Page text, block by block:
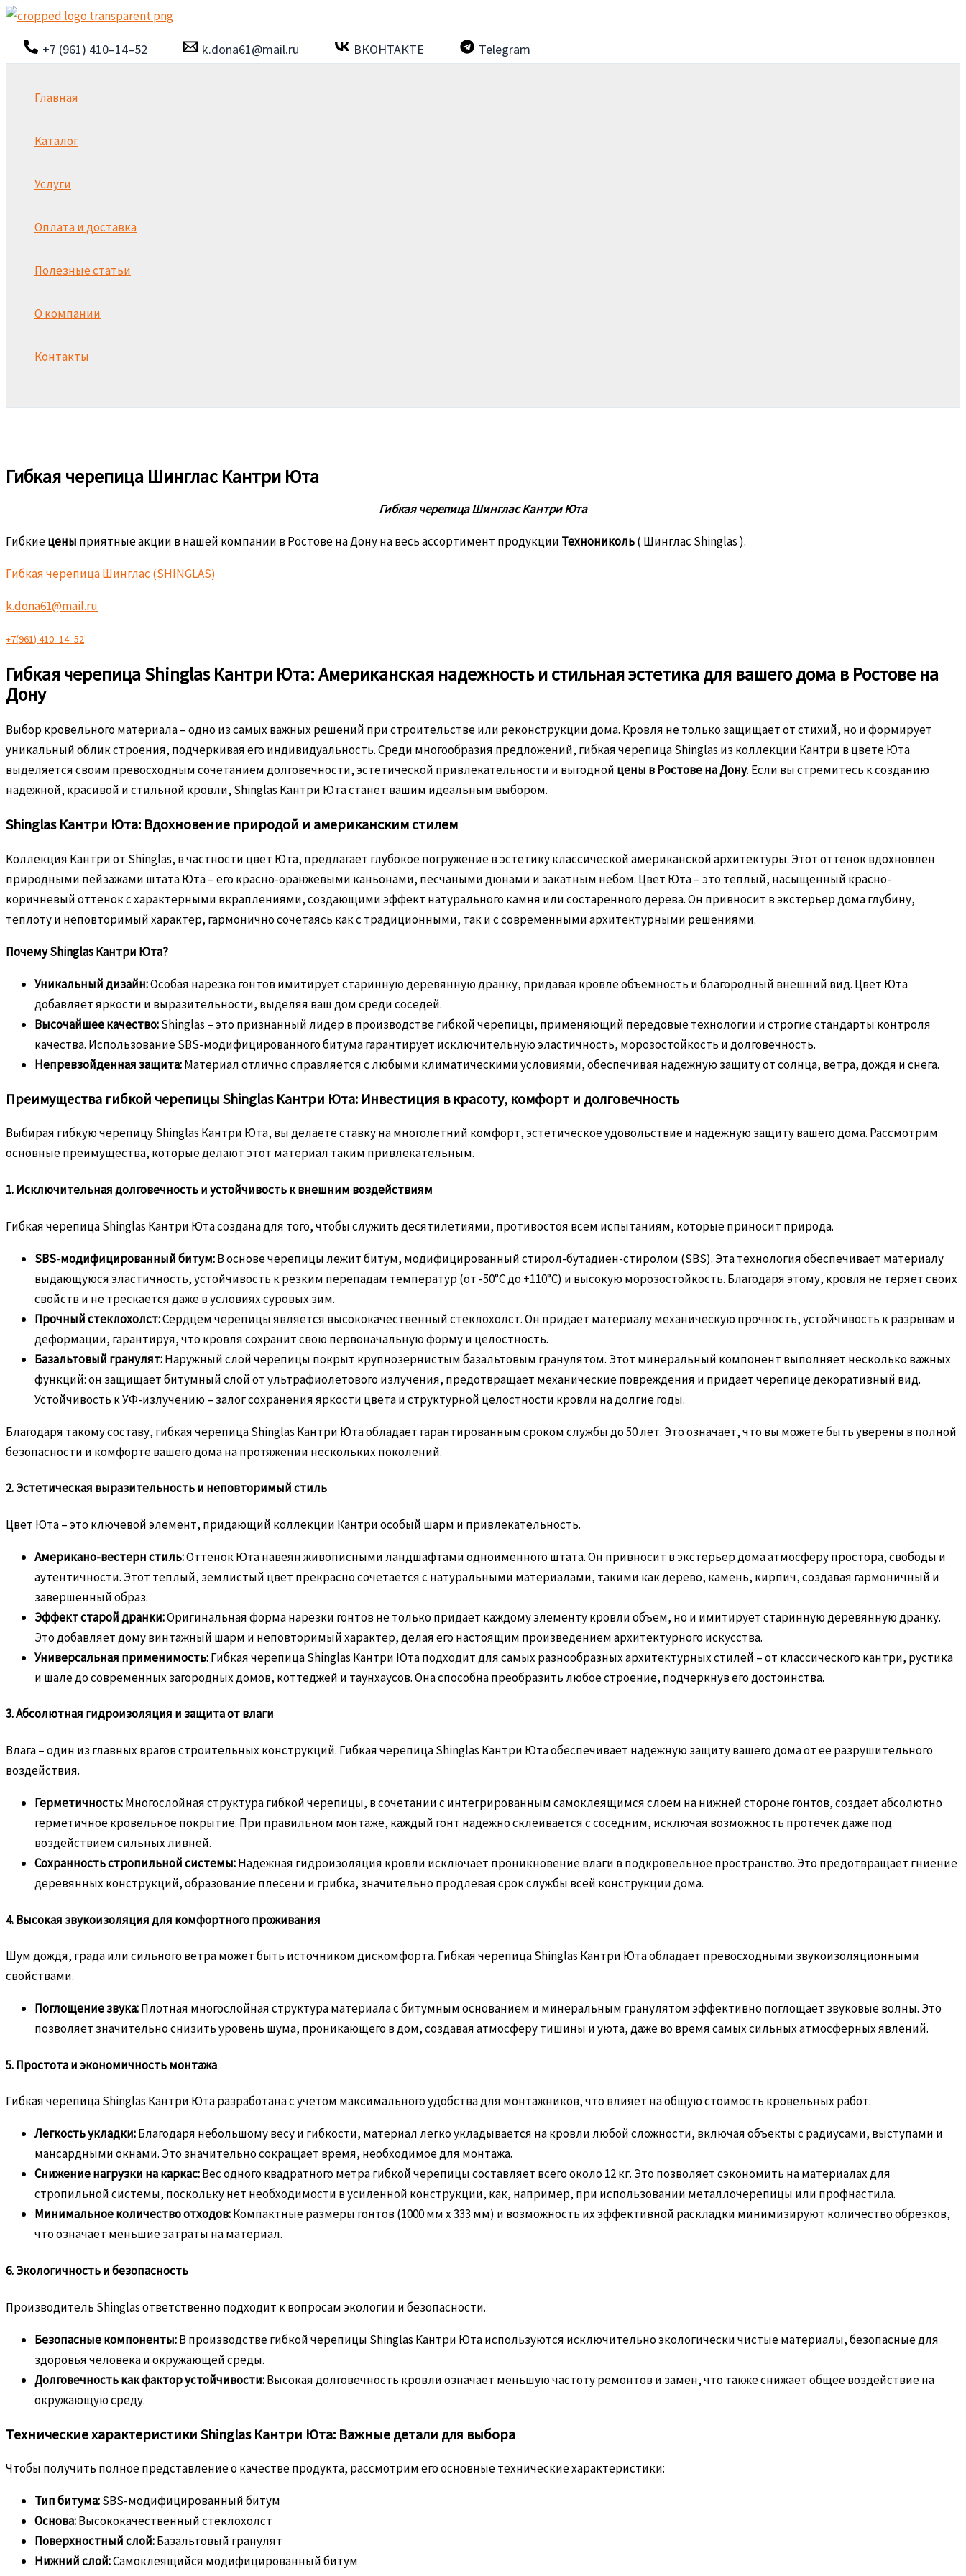
Перейти
содержимому
+7 (961) 410–14–52 k.dona61@mail.ru ВКОНТАКТЕ Telegram
Главная
Каталог
Услуги
Оплата и доставка
Полезные статьи
О компании
Контакты
Гибкая черепица Шинглас Кантри Юта
Гибкая черепица Шинглас Кантри Юта
Гибкиецены приятные акции в нашей компании в Ростове на Дону на весь ассортимент продукции Технониколь( Шинглас Shinglas ).
Гибкая черепица Шинглас (SHINGLAS)
k.dona61@mail.ru
+7(961) 410–14–52
Гибкая черепица Shinglas Кантри Юта: Американская надежность и стильная эстетика для вашего дома в Ростове на
Дону
Выбор кровельного материала – одно из самых важных решений при строительстве или реконструкции дома. Кровля не только защищает от стихий, но и формирует
уникальный облик строения, подчеркивая его индивидуальность. Среди многообразия предложений, гибкая черепица Shinglas из коллекции Кантри в цвете Юта
выделяется своим превосходным сочетанием долговечности, эстетической привлекательности и выгодной цены в Ростове на Дону. Если вы стремитесь к созданию
надежной, красивой и стильной кровли, Shinglas Кантри Юта станет вашим идеальным выбором.
Shinglas Кантри Юта: Вдохновение природой и американским стилем
Коллекция Кантри от Shinglas, в частности цвет Юта, предлагает глубокое погружение в эстетику классической американской архитектуры. Этот оттенок вдохновлен
природными пейзажами штата Юта – его красно-оранжевыми каньонами, песчаными дюнами и закатным небом. Цвет Юта – это теплый, насыщенный красно-
коричневый оттенок с характерными вкраплениями, создающими эффект натурального камня или состаренного дерева. Он привносит в экстерьер дома глубину,
теплоту и неповторимый характер, гармонично сочетаясь как с традиционными, так и с современными архитектурными решениями.
Почему Shinglas Кантри Юта?
Уникальный дизайн:Особая нарезка гонтов имитирует старинную деревянную дранку, придавая кровле объемность и благородный внешний вид. Цвет Юта
добавляет яркости и выразительности, выделяя ваш дом среди соседей.
Высочайшее качество:Shinglas – это признанный лидер в производстве гибкой черепицы, применяющий передовые технологии и строгие стандарты контроля
качества. Использование SBS-модифицированного битума гарантирует исключительную эластичность, морозостойкость и долговечность.
Непревзойденная защита:Материал отлично справляется с любыми климатическими условиями, обеспечивая надежную защиту от солнца, ветра, дождя и снега.
Преимущества гибкой черепицы Shinglas Кантри Юта: Инвестиция в красоту, комфорт и долговечность
Выбирая гибкую черепицу Shinglas Кантри Юта, вы делаете ставку на многолетний комфорт, эстетическое удовольствие и надежную защиту вашего дома. Рассмотрим
основные преимущества, которые делают этот материал таким привлекательным.
1. Исключительная долговечность и устойчивость к внешним воздействиям
Гибкая черепица Shinglas Кантри Юта создана для того, чтобы служить десятилетиями, противостоя всем испытаниям, которые приносит природа.
SBS-модифицированный битум:В основе черепицы лежит битум, модифицированный стирол-бутадиен-стиролом (SBS). Эта технология обеспечивает материалу
выдающуюся эластичность, устойчивость к резким перепадам температур (от -50°C до +110°C) и высокую морозостойкость. Благодаря этому, кровля не теряет своих
свойств и не трескается даже в условиях суровых зим.
Прочный стеклохолст:Сердцем черепицы является высококачественный стеклохолст. Он придает материалу механическую прочность, устойчивость к разрывам и
деформации, гарантируя, что кровля сохранит свою первоначальную форму и целостность.
Базальтовый гранулят:Наружный слой черепицы покрыт крупнозернистым базальтовым гранулятом. Этот минеральный компонент выполняет несколько важных
функций: он защищает битумный слой от ультрафиолетового излучения, предотвращает механические повреждения и придает черепице декоративный вид.
Устойчивость к УФ-излучению – залог сохранения яркости цвета и структурной целостности кровли на долгие годы.
Благодаря такому составу, гибкая черепица Shinglas Кантри Юта обладает гарантированным сроком службы до 50 лет. Это означает, что вы можете быть уверены в полной
безопасности и комфорте вашего дома на протяжении нескольких поколений.
2. Эстетическая выразительность и неповторимый стиль
Цвет Юта – это ключевой элемент, придающий коллекции Кантри особый шарм и привлекательность.
Американо-вестерн стиль:Оттенок Юта навеян живописными ландшафтами одноименного штата. Он привносит в экстерьер дома атмосферу простора, свободы и
аутентичности. Этот теплый, землистый цвет прекрасно сочетается с натуральными материалами, такими как дерево, камень, кирпич, создавая гармоничный и
завершенный образ.
Эффект старой дранки:Оригинальная форма нарезки гонтов не только придает каждому элементу кровли объем, но и имитирует старинную деревянную дранку.
Это добавляет дому винтажный шарм и неповторимый характер, делая его настоящим произведением архитектурного искусства.
Универсальная применимость:Гибкая черепица Shinglas Кантри Юта подходит для самых разнообразных архитектурных стилей – от классического кантри, рустика
и шале до современных загородных домов, коттеджей и таунхаусов. Она способна преобразить любое строение, подчеркнув его достоинства.
3. Абсолютная гидроизоляция и защита от влаги
Влага – один из главных врагов строительных конструкций. Гибкая черепица Shinglas Кантри Юта обеспечивает надежную защиту вашего дома от ее разрушительного
воздействия.
Герметичность:Многослойная структура гибкой черепицы, в сочетании с интегрированным самоклеящимся слоем на нижней стороне гонтов, создает абсолютно
герметичное кровельное покрытие. При правильном монтаже, каждый гонт надежно склеивается с соседним, исключая возможность протечек даже под
воздействием сильных ливней.
Сохранность стропильной системы:Надежная гидроизоляция кровли исключает проникновение влаги в подкровельное пространство. Это предотвращает гниение
деревянных конструкций, образование плесени и грибка, значительно продлевая срок службы всей конструкции дома.
4. Высокая звукоизоляция для комфортного проживания
Шум дождя, града или сильного ветра может быть источником дискомфорта. Гибкая черепица Shinglas Кантри Юта обладает превосходными звукоизоляционными
свойствами.
Поглощение звука:Плотная многослойная структура материала с битумным основанием и минеральным гранулятом эффективно поглощает звуковые волны. Это
позволяет значительно снизить уровень шума, проникающего в дом, создавая атмосферу тишины и уюта, даже во время самых сильных атмосферных явлений.
5. Простота и экономичность монтажа
Гибкая черепица Shinglas Кантри Юта разработана с учетом максимального удобства для монтажников, что влияет на общую стоимость кровельных работ.
Легкость укладки:Благодаря небольшому весу и гибкости, материал легко укладывается на кровли любой сложности, включая объекты с радиусами, выступами и
мансардными окнами. Это значительно сокращает время, необходимое для монтажа.
Снижение нагрузки на каркас:Вес одного квадратного метра гибкой черепицы составляет всего около 12 кг. Это позволяет сэкономить на материалах для
стропильной системы, поскольку нет необходимости в усиленной конструкции, как, например, при использовании металлочерепицы или профнастила.
Минимальное количество отходов:Компактные размеры гонтов (1000 мм х 333 мм) и возможность их эффективной раскладки минимизируют количество обрезков,
что означает меньшие затраты на материал.
6. Экологичность и безопасность
Производитель Shinglas ответственно подходит к вопросам экологии и безопасности.
Безопасные компоненты:В производстве гибкой черепицы Shinglas Кантри Юта используются исключительно экологически чистые материалы, безопасные для
здоровья человека и окружающей среды.
Долговечность как фактор устойчивости:Высокая долговечность кровли означает меньшую частоту ремонтов и замен, что также снижает общее воздействие на
окружающую среду.
Технические характеристики Shinglas Кантри Юта: Важные детали для выбора
Чтобы получить полное представление о качестве продукта, рассмотрим его основные технические характеристики:
Тип битума:SBS-модифицированный битум
Основа:Высококачественный стеклохолст
Поверхностный слой:Базальтовый гранулят
Нижний слой:Самоклеящийся модифицированный битум